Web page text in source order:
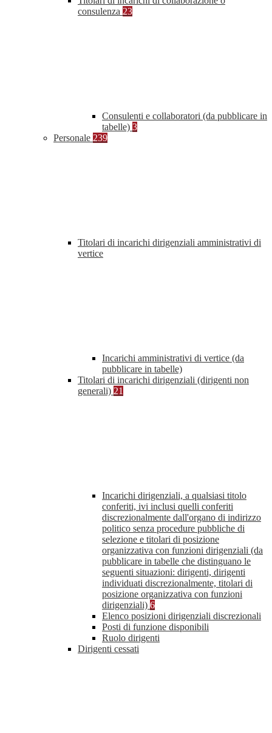
consulenza 23
Consulenti e collaboratori (da pubblicare in
tabelle) 3
Personale 239
Titolari di incarichi dirigenziali amministrativi di
vertice
Incarichi amministrativi di vertice (da
pubblicare in tabelle)
Titolari di incarichi dirigenziali (dirigenti non
generali) 21
Incarichi dirigenziali, a qualsiasi titolo
conferiti, ivi inclusi quelli conferiti
discrezionalmente dall'organo di indirizzo
politico senza procedure pubbliche di
selezione e titolari di posizione
organizzativa con funzioni dirigenziali (da
pubblicare in tabelle che distinguano le
seguenti situazioni: dirigenti, dirigenti
individuati discrezionalmente, titolari di
posizione organizzativa con funzioni
dirigenziali) 6
Elenco posizioni dirigenziali discrezionali
Posti di funzione disponibili
Ruolo dirigenti
Dirigenti cessati